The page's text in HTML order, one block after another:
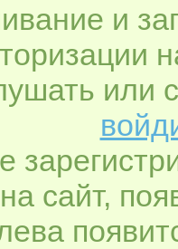
и
или
сайт,